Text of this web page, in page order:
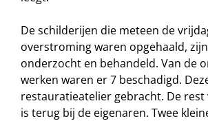
De schilderijen die meteen de
overstroming waren opgehaald,
onderzocht en behandeld. Van de
werken waren er 7 beschadigd.
restauratieatelier gebracht. De rest
is terug bij de eigenaren. Twee